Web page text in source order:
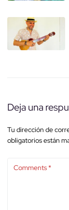
Deja una
Tu dirección de
obligatorios están